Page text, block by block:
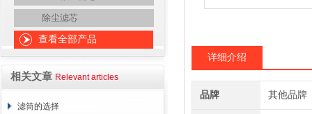
除尘滤芯
查看全部产品
相关文章 Relevant articles
滤筒的选择
详细介绍
品牌 其他品牌